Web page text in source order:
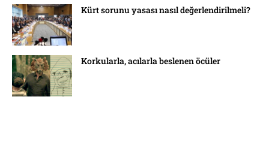
Kürt sorunu yasası nasıl değerlendirilmeli?
Korkularla, acılarla beslenen öcüler